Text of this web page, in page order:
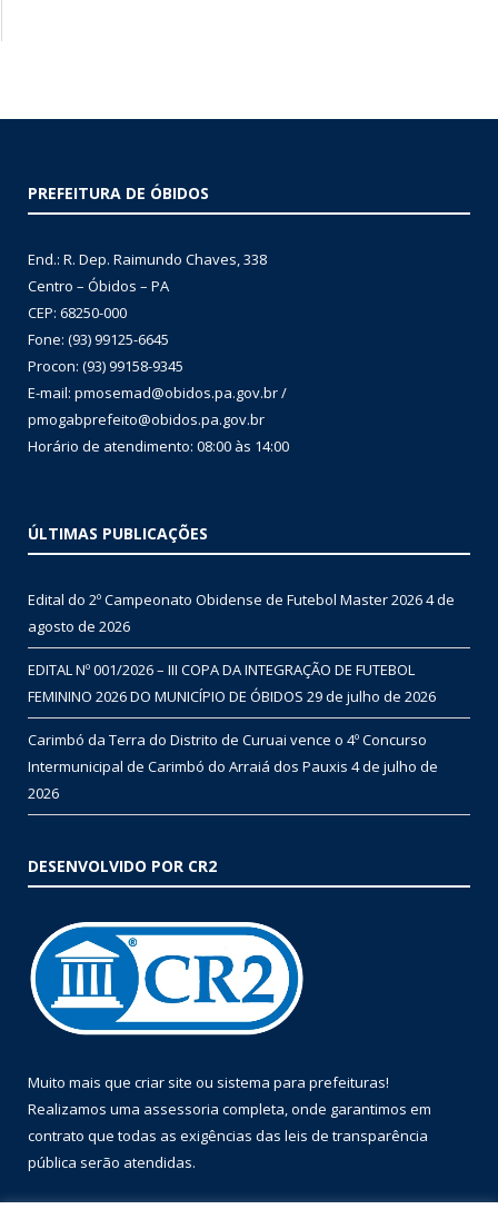
PREFEITURA DE ÓBIDOS
End.: R. Dep. Raimundo Chaves, 338
Centro – Óbidos – PA
CEP: 68250-000
Fone: (93) 99125-6645
Procon: (93) 99158-9345
E-mail: pmosemad@obidos.pa.gov.br /
pmogabprefeito@obidos.pa.gov.br
Horário de atendimento: 08:00 às 14:00
ÚLTIMAS PUBLICAÇÕES
Edital do 2º Campeonato Obidense de Futebol Master 20264 de
agosto de 2026
EDITAL Nº 001/2026 – III COPA DA INTEGRAÇÃO DE FUTEBOL
FEMININO 2026 DO MUNICÍPIO DE ÓBIDOS 29 de julho de 2026
Carimbó da Terra do Distrito de Curuai vence o 4º Concurso
Intermunicipal de Carimbó do Arraiá dos Pauxis 4 de julho de
2026
DESENVOLVIDO POR CR2
Muito mais que criar site ou sistema para prefeituras!
Realizamos uma assessoria completa, onde garantimos em
contrato que todas as exigências das leis de transparência
pública serão atendidas.